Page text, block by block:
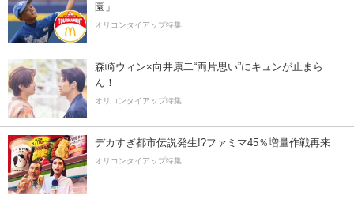
園」
オリコンタイアップ特集
森崎ウィン×向井康二“両片思い”にキュンが止まら
ん！
オリコンタイアップ特集
デカすぎ都市伝説発生!?ファミマ45％増量作戦再来
オリコンタイアップ特集